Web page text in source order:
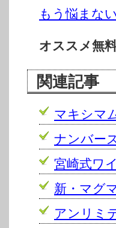
もう悩まな
オススメ無
関連記事
マキシマ
ナンバー
宮崎式ワ
新・マグ
アンリミ